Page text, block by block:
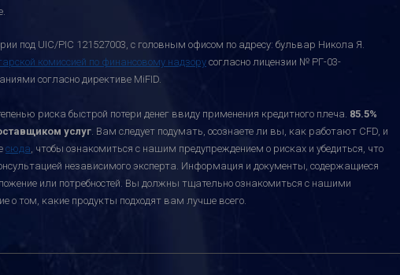
под UIC/PIC 121527003, с головным офисом по адресу: бульвар Никола Я.
комиссией по финансовому надзору согласно лицензии № РГ-03-
согласно директиве MiFID.
риска быстрой потери денег ввиду применения кредитного плеча. 85.5%
услуг. Вам следует подумать, осознаете ли вы, как работают CFD, и
сюда, чтобы ознакомиться с нашим предупреждением о рисках и убедиться, что
независимого эксперта. Информация и документы, содержащиеся
или потребностей. Вы должны тщательно ознакомиться с нашими
о том, какие продукты подходят вам лучше всего.